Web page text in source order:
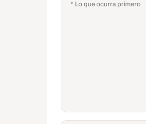
* Lo que ocurra primero